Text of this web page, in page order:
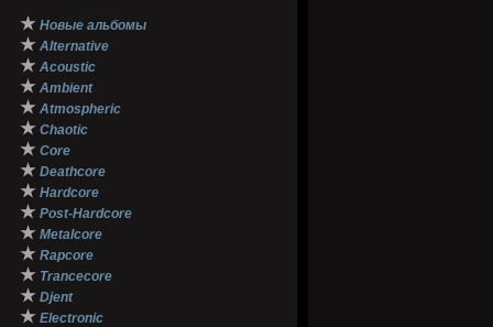
★ Новые альбомы
★ Alternative
★ Acoustic
★ Ambient
★ Atmospheric
★ Chaotic
★ Core
★ Deathcore
★ Hardcore
★ Post-Hardcore
★ Metalcore
★ Rapcore
★ Trancecore
★ Djent
★ Electronic